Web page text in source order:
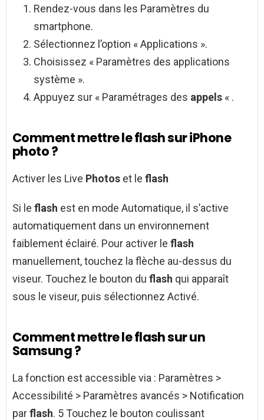
Rendez-vous dans les Paramètres du
smartphone.
Sélectionnez l’option « Applications ».
Choisissez « Paramètres des applications
système ».
Appuyez sur « Paramétrages des appels « .
Comment mettre le flash sur iPhone
photo ?
Activer les Live Photos et le flash
Si le flash est en mode Automatique, il s’active
automatiquement dans un environnement
faiblement éclairé. Pour activer le flash
manuellement, touchez la flèche au-dessus du
viseur. Touchez le bouton du flash qui apparaît
sous le viseur, puis sélectionnez Activé.
Comment mettre le flash sur un
Samsung ?
La fonction est accessible via : Paramètres >
Accessibilité > Paramètres avancés > Notification
parflash. 5 Touchez le bouton coulissant